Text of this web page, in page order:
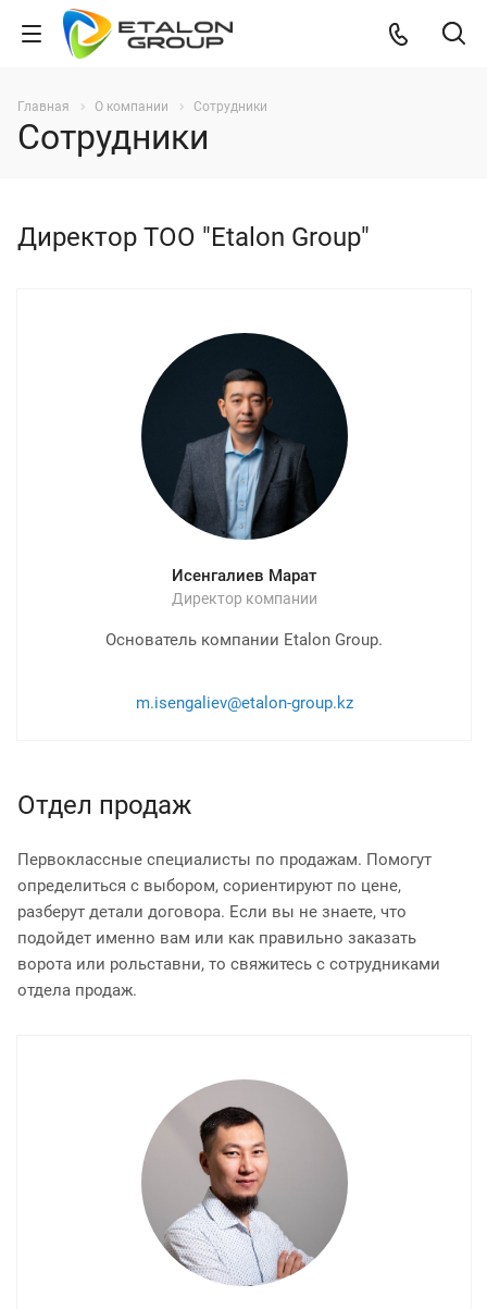
Главная О компании Сотрудники
Сотрудники
Директор ТОО "Etalon Group"
Исенгалиев Марат
Директор компании
Основатель компании Etalon Group.
m.isengaliev@etalon-group.kz
Отдел продаж
Первоклассные специалисты по продажам. Помогут
определиться с выбором, сориентируют по цене,
разберут детали договора. Если вы не знаете, что
подойдет именно вам или как правильно заказать
ворота или рольставни, то свяжитесь с сотрудниками
отдела продаж.